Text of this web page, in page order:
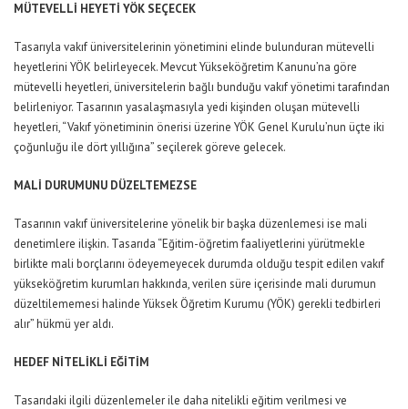
MÜTEVELLİ HEYETİ YÖK SEÇECEK
Tasarıyla vakıf üniversitelerinin yönetimini elinde bulunduran mütevelli
heyetlerini YÖK belirleyecek. Mevcut Yükseköğretim Kanunu’na göre
mütevelli heyetleri, üniversitelerin bağlı bunduğu vakıf yönetimi tarafından
belirleniyor. Tasarının yasalaşmasıyla yedi kişinden oluşan mütevelli
heyetleri, “Vakıf yönetiminin önerisi üzerine YÖK Genel Kurulu’nun üçte iki
çoğunluğu ile dört yıllığına” seçilerek göreve gelecek.
MALİ DURUMUNU DÜZELTEMEZSE
Tasarının vakıf üniversitelerine yönelik bir başka düzenlemesi ise mali
denetimlere ilişkin. Tasarıda “Eğitim-öğretim faaliyetlerini yürütmekle
birlikte mali borçlarını ödeyemeyecek durumda olduğu tespit edilen vakıf
yükseköğretim kurumları hakkında, verilen süre içerisinde mali durumun
düzeltilememesi halinde Yüksek Öğretim Kurumu (YÖK) gerekli tedbirleri
alır” hükmü yer aldı.
HEDEF NİTELİKLİ EĞİTİM
Tasarıdaki ilgili düzenlemeler ile daha nitelikli eğitim verilmesi ve